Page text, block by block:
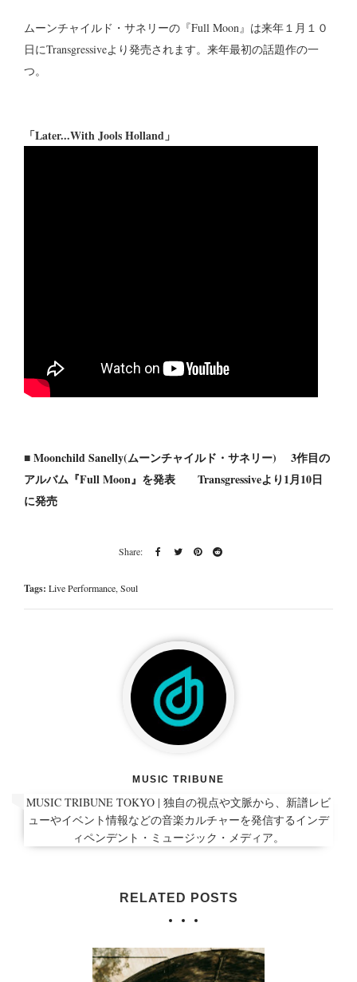
ムーンチャイルド・サネリーの『Full Moon』は来年１月１０
日にTransgressiveより発売されます。来年最初の話題作の一
つ。
「Later...With Jools Holland」
■Moonchild Sanelly(ムーンチャイルド・サネリー) 3作目の
アルバム『Full Moon』を発表 Transgressiveより1月10日
に発売
Tags: Live Performance, Soul
MUSIC TRIBUNE
MUSIC TRIBUNE TOKYO | 独自の視点や文脈から、新譜レビ
ューやイベント情報などの音楽カルチャーを発信するインデ
ィペンデント・ミュージック・メディア。
RELATED POSTS